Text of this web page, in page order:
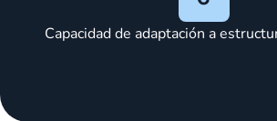
Capacidad de adaptación a